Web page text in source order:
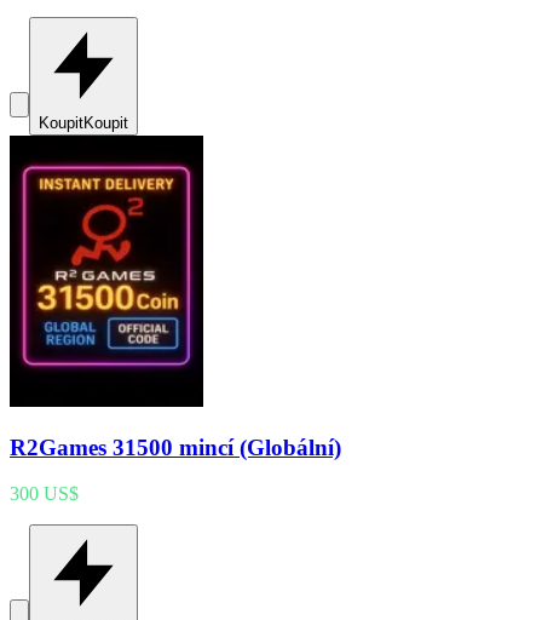
KoupitKoupit
R2Games 31500 mincí (Globální)
300 US$